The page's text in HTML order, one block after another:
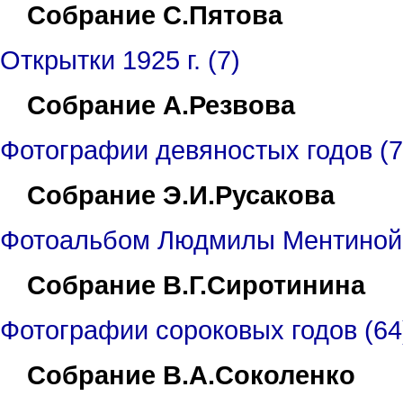
Собрание С.Пятова
Открытки 1925 г. (7)
Собрание А.Резвова
Фотографии девяностых годов
Собрание Э.И.Русакова
Фотоальбом Людмилы
Собрание В.Г.Сиротинина
Фотографии сороковых годов
Собрание В.А.Соколенко